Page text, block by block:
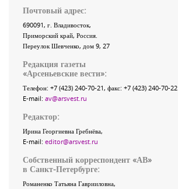
Почтовый адрес:
690091, г. Владивосток,
Приморский край, Россия
Переулок Шевченко, дом 9, 27
Редакция газеты
«Арсеньевские вести»:
Телефон: +7 (423) 240-70-21, факс: +7 (423) 240-70-22
E-mail: av@arsvest.ru
Редактор:
Ирина Георгиевна Гребнёва,
E-mail: editor@arsvest.ru
Собственный корреспондент «АВ»
в Санкт-Петербурге:
Романенко Татьяна Гаврииловна,